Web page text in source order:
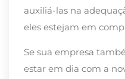
auxiliá-las na
eles estejam em
Se sua empresa
estar em dia com a